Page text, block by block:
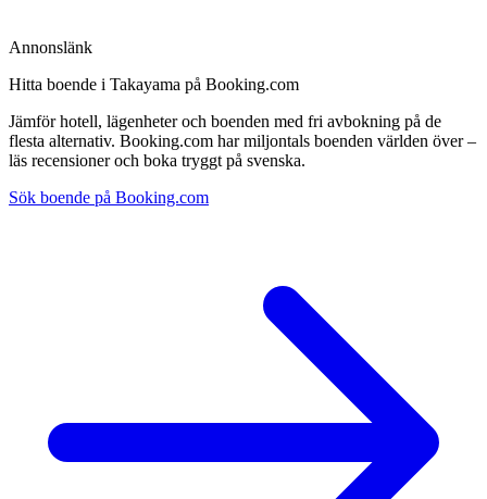
Annonslänk
Hitta boende i Takayama på Booking.com
Jämför hotell, lägenheter och boenden med fri avbokning på de
flesta alternativ. Booking.com har miljontals boenden världen över –
läs recensioner och boka tryggt på svenska.
Sök boende på Booking.com